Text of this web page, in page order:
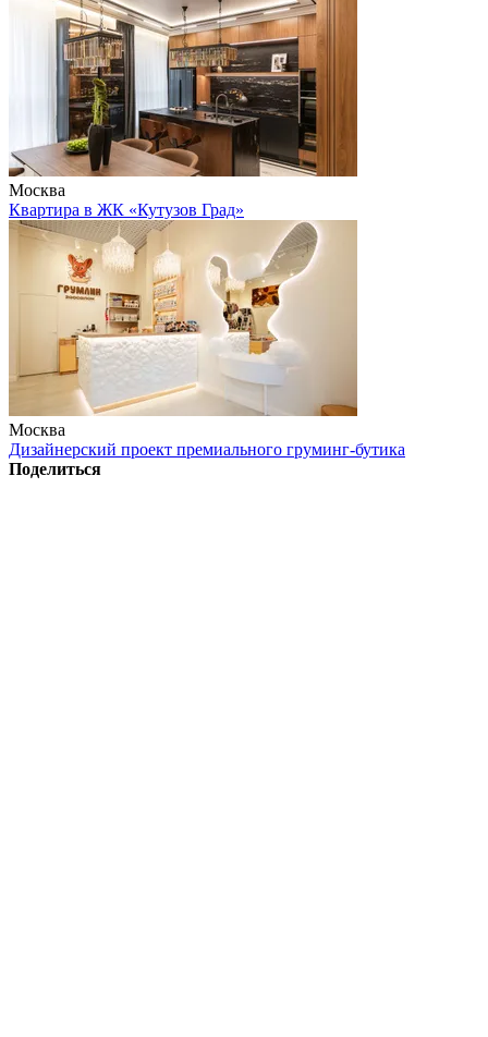
Москва
Квартира в ЖК «Кутузов Град»
Москва
Дизайнерский проект премиального груминг-бутика
Поделиться